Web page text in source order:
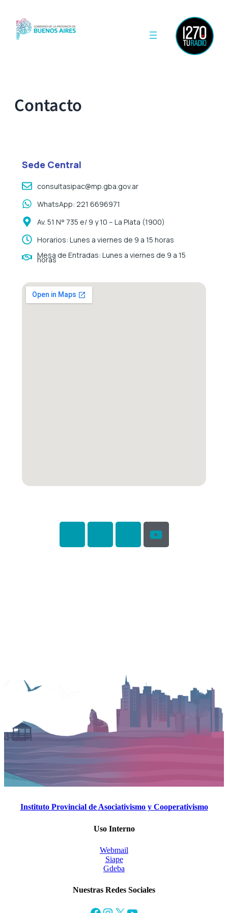
Contacto
Sede Central
consultasipac@mp.gba.gov.ar
WhatsApp: 221 6696971
Av. 51 N° 735 e/ 9 y 10 – La Plata (1900)
Horarios: Lunes a viernes de 9 a 15 horas
Mesa de Entradas: Lunes a viernes de 9 a 15
horas
Instituto Provincial de Asociativismo y Cooperativismo
Uso Interno
Webmail
Siape
Gdeba
Nuestras Redes Sociales